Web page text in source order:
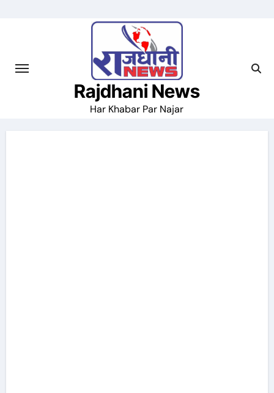
Rajdhani News
Har Khabar Par Najar